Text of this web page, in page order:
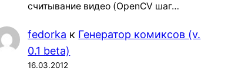
считывание видео (OpenCV шаг…
fedorka к Генератор комиксов (v.
0.1 beta)
16.03.2012